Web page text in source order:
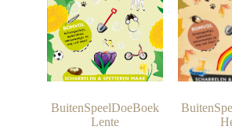
BuitenSpeelDoeBoek
Lente